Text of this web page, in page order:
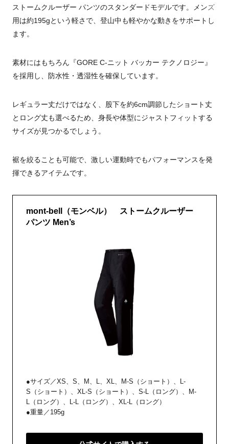
ストームクルーザー パンツのスタンダードモデルです。メンズ
用は約195gという軽さで、登山中も軽やかな動きをサポートし
ます。
素材にはもちろん『GORE C-ニット バッカー テクノロジー』
を採用し、防水性・透湿性を確保しています。
レギュラー丈だけではなく、股下を約6cm調節したショート丈
とロング丈も選べるため、身長や体型にジャストフィットする
サイズが見つかるでしょう。
裾を絞ることも可能で、激しい運動時でもパフォーマンスを発
揮できるアイテムです。
mont-bell（モンベル） ストームクルーザー
パンツ Men’s
●サイズ／XS、S、M、L、XL、M-S（ショート）、L-
S（ショート）、XL-S（ショート）、S-L（ロング）、M-
L（ロング）、L-L（ロング）、XL-L（ロング）
●重量／195g